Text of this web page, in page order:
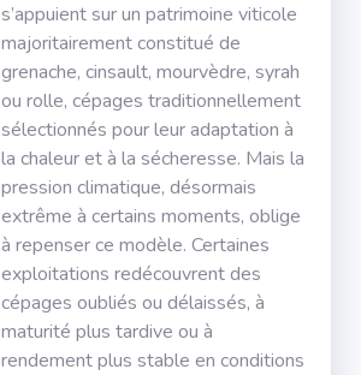
s’appuient sur un patrimoine viticole
majoritairement constitué de
grenache, cinsault, mourvèdre, syrah
ou rolle, cépages traditionnellement
sélectionnés pour leur adaptation à
la chaleur et à la sécheresse. Mais la
pression climatique, désormais
extrême à certains moments, oblige
à repenser ce modèle. Certaines
exploitations redécouvrent des
cépages oubliés ou délaissés, à
maturité plus tardive ou à
rendement plus stable en conditions